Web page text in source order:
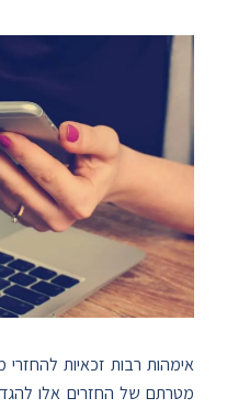
אימהות רבות זכאיות
מטרתם של החזרים אלו